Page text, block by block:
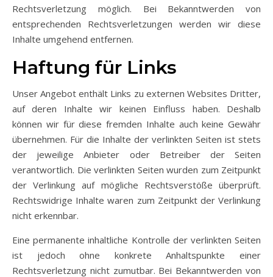
Rechtsverletzung möglich. Bei Bekanntwerden von
entsprechenden Rechtsverletzungen werden wir diese
Inhalte umgehend entfernen.
Haftung für Links
Unser Angebot enthält Links zu externen Websites Dritter,
auf deren Inhalte wir keinen Einfluss haben. Deshalb
können wir für diese fremden Inhalte auch keine Gewähr
übernehmen. Für die Inhalte der verlinkten Seiten ist stets
der jeweilige Anbieter oder Betreiber der Seiten
verantwortlich. Die verlinkten Seiten wurden zum Zeitpunkt
der Verlinkung auf mögliche Rechtsverstöße überprüft.
Rechtswidrige Inhalte waren zum Zeitpunkt der Verlinkung
nicht erkennbar.
Eine permanente inhaltliche Kontrolle der verlinkten Seiten
ist jedoch ohne konkrete Anhaltspunkte einer
Rechtsverletzung nicht zumutbar. Bei Bekanntwerden von